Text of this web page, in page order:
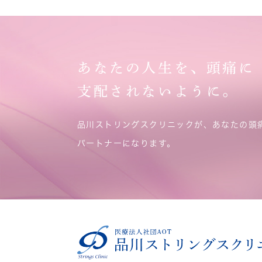
あなたの人生を、頭痛に
支配されないように。
品川ストリングスクリニックが、あなたの頭
パートナーになります。